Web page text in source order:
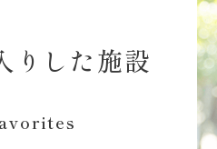
りした施設